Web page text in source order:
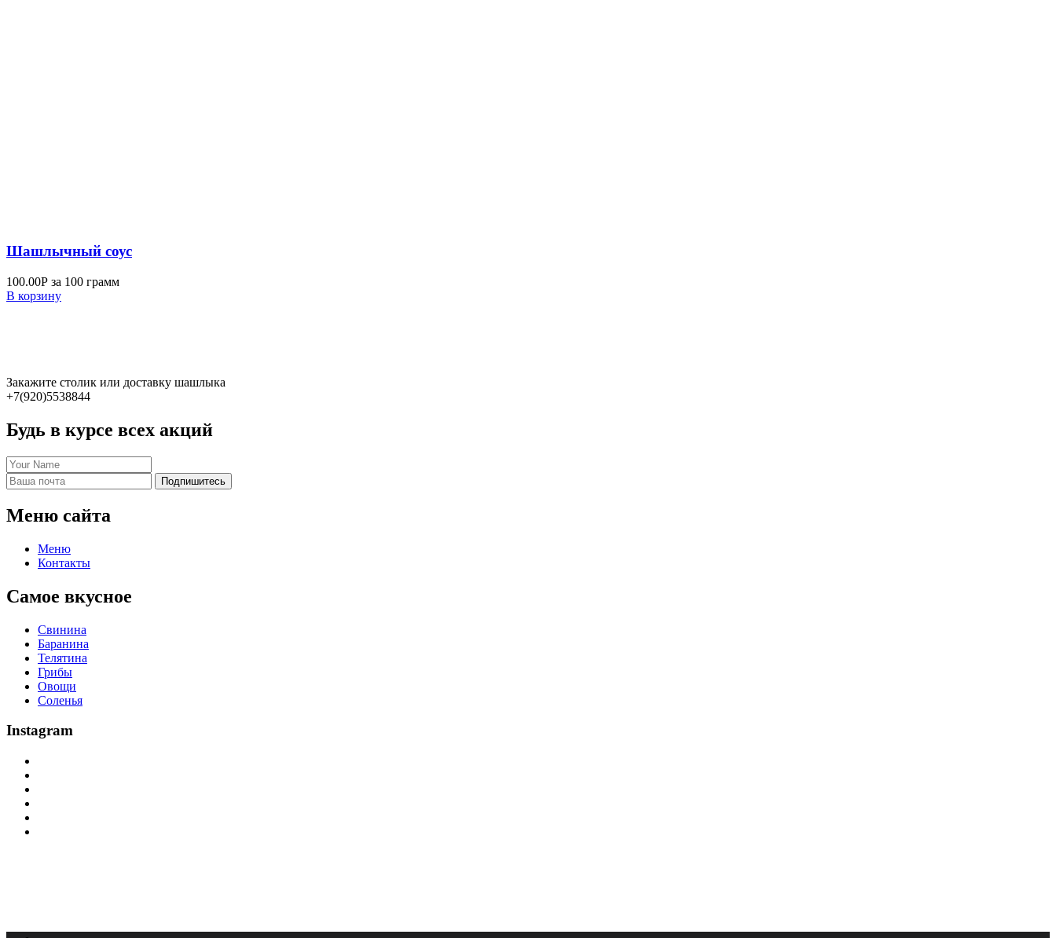
Шашлычный соус
100.00Р за 100 грамм
В корзину
Закажите столик или доставку шашлыка
+7(920)5538844
Будь в курсе всех акций
Подпишитесь
Меню сайта
Меню
Контакты
Самое вкусное
Свинина
Баранина
Телятина
Грибы
Овощи
Соленья
Instagram